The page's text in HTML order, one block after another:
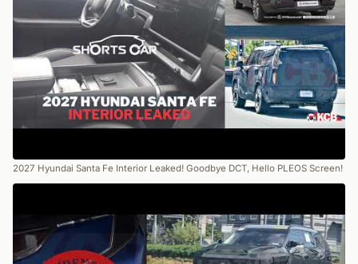
2027 Hyundai Santa Fe Interior Leaked! Goodbye DCT, Hello PLEOS Screen!